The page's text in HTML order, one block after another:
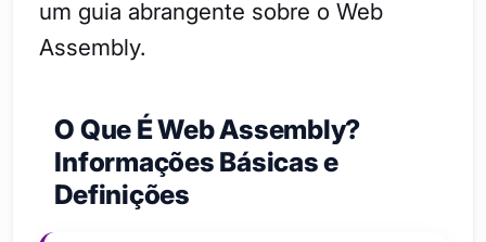
um guia abrangente sobre o Web
Assembly.
O Que É Web Assembly?
Informações Básicas e
Definições